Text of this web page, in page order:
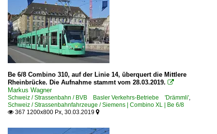
Be 6/8 Combino 310, auf der Linie 14, überquert die Mittlere
Rheinbrücke. Die Aufnahme stammt vom 28.03.2019. 
Markus Wagner
Schweiz / Strassenbahn / BVB Basler Verkehrs-Betriebe 'Drämmli',
Schweiz / Strassenbahnfahrzeuge / Siemens | Combino XL | Be 6/8
 367 1200x800 Px, 30.03.2019 